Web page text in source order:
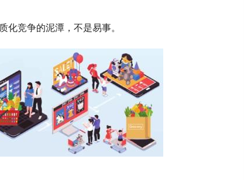
化竞争的泥潭，不是易事。